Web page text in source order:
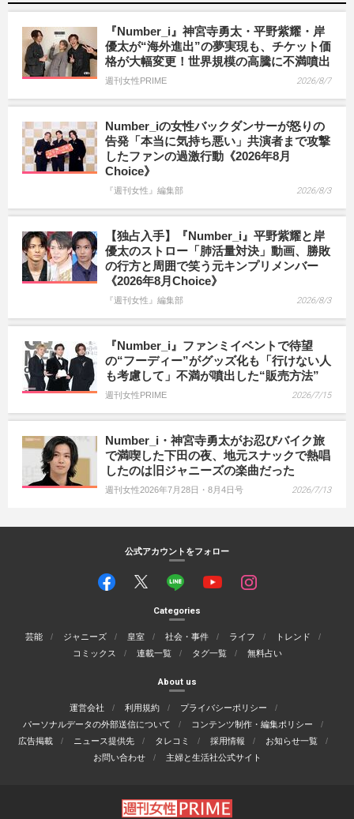
『Number_i』神宮寺勇太・平野紫耀・岸
優太が“海外進出”の夢実現も、チケット価
格が大幅変更！世界規模の高騰に不満噴出
週刊女性PRIME 2026/8/7
Number_iの女性バックダンサーが怒りの
告発「本当に気持ち悪い」共演者まで攻撃
したファンの過激行動《2026年8月
Choice》
『週刊女性』編集部 2026/8/3
【独占入手】『Number_i』平野紫耀と岸
優太のストロー「肺活量対決」動画、勝敗
の行方と周囲で笑う元キンプリメンバー
《2026年8月Choice》
『週刊女性』編集部 2026/8/3
『Number_i』ファンミイベントで待望
の“フーディー”がグッズ化も「行けない人
も考慮して」不満が噴出した“販売方法”
週刊女性PRIME 2026/7/15
Number_i・神宮寺勇太がお忍びバイク旅
で満喫した下田の夜、地元スナックで熱唱
したのは旧ジャニーズの楽曲だった
週刊女性2026年7月28日・8月4日号 2026/7/13
公式アカウントをフォロー
Categories
芸能 ジャニーズ 皇室 社会・事件 ライフ
トレンド
コミックス
連載一覧 タグ一覧 無料占い
About us
運営会社 利用規約
プライバシーポリシー
パーソナルデータの外部送信について
コンテンツ制作・編集ポリシー
広告掲載
ニュース提供先 タレコミ 採用情報
お知らせ一覧
お問い合わせ
主婦と生活社公式サイト